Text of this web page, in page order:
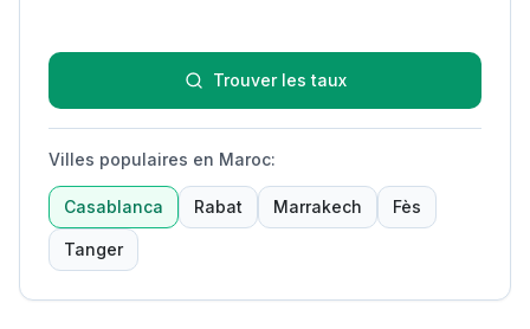
Trouver les taux
Villes populaires en Maroc:
Casablanca Rabat Marrakech Fès
Tanger